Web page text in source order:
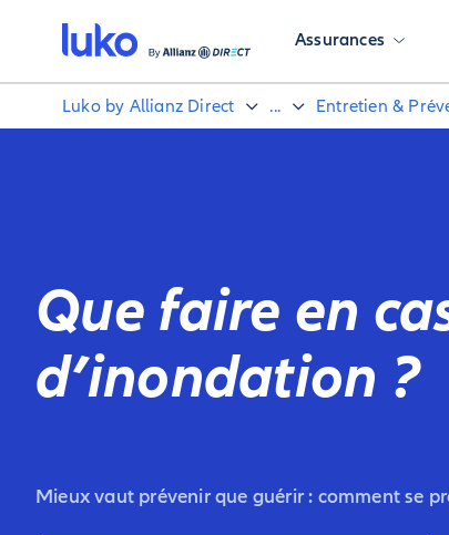
Assurances
Luko by Allianz Direct ... Entretien &
Que faire en
d’inondation ?
Mieux vaut prévenir que guérir : comment se